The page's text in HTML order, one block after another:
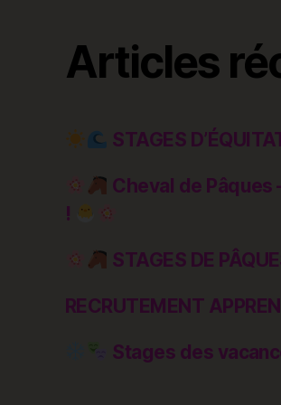
Articles
STAGES
Cheval de Pâques
!
STAGES DE
RECRUTEMENT
Stages des